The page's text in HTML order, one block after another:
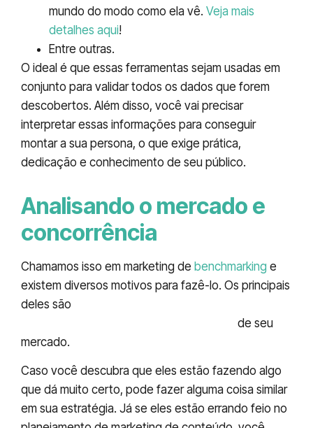
mundo do modo como ela vê. Veja mais
detalhes aqui!
Entre outras.
O ideal é que essas ferramentas sejam usadas em
conjunto para validar todos os dados que forem
descobertos. Além disso, você vai precisar
interpretar essas informações para conseguir
montar a sua persona, o que exige prática,
dedicação e conhecimento de seu público.
Analisando o mercado e
concorrência
Chamamos isso em marketing de benchmarking e
existem diversos motivos para fazê-lo. Os principais
deles são
de seu
mercado.
Caso você descubra que eles estão fazendo algo
que dá muito certo, pode fazer alguma coisa similar
em sua estratégia. Já se eles estão errando feio no